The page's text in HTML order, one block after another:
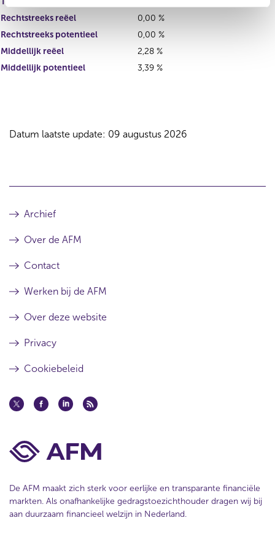
Rechtstreeks reëel
0,00 %
Rechtstreeks potentieel
0,00 %
Middellijk reëel
2,28 %
Middellijk potentieel
3,39 %
Datum laatste update: 09 augustus 2026
Archief
Over de AFM
Contact
Werken bij de AFM
Over deze website
Privacy
Cookiebeleid
De AFM maakt zich sterk voor eerlijke en transparante financiële
markten. Als onafhankelijke gedragstoezichthouder dragen wij bij
aan duurzaam financieel welzijn in Nederland.